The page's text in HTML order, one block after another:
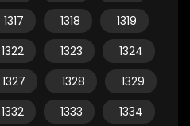
1317 1318
1319
1322 1323
1324
1327 1328
1329
1332 1333
1334